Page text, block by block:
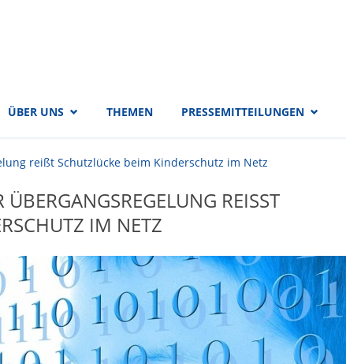
der EVP-Fraktion
ÜBER UNS THEMEN PRESSEMITTEILUNGEN
reißt Schutzlücke beim Kinderschutz im Netz
REISST S
IM NETZ